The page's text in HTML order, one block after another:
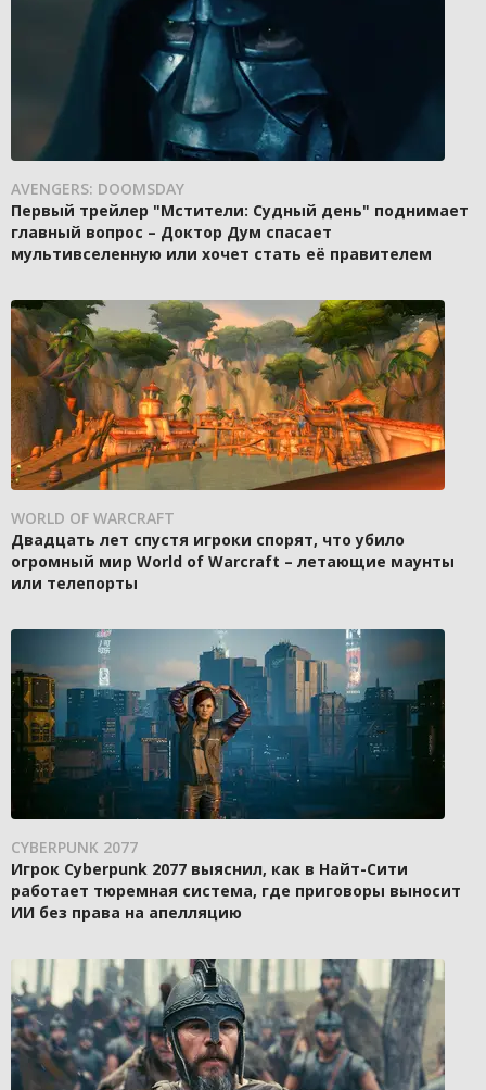
AVENGERS: DOOMSDAY
Первый трейлер "Мстители: Судный день" поднимает
главный вопрос – Доктор Дум спасает
мультивселенную или хочет стать её правителем
WORLD OF WARCRAFT
Двадцать лет спустя игроки спорят, что убило
огромный мир World of Warcraft – летающие маунты
или телепорты
CYBERPUNK 2077
Игрок Cyberpunk 2077 выяснил, как в Найт-Сити
работает тюремная система, где приговоры выносит
ИИ без права на апелляцию